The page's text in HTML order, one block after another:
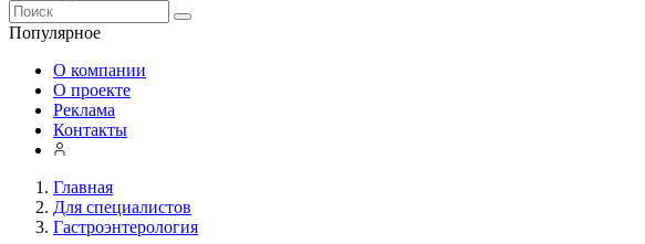
Популярное
О компании
О проекте
Реклама
Контакты
Главная
Для специалистов
Гастроэнтерология